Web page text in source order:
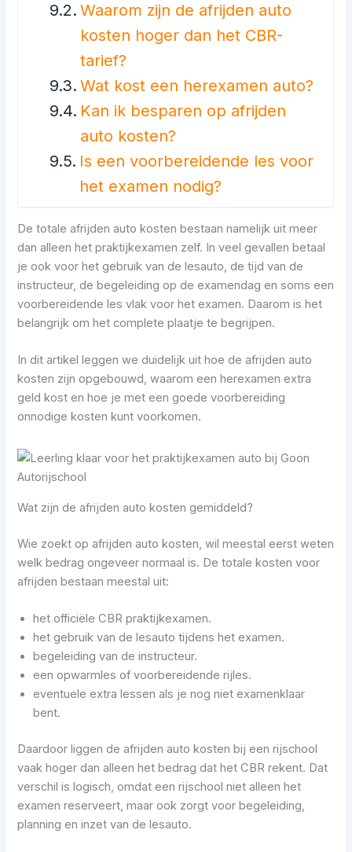
Waarom zijn de afrijden auto
kosten hoger dan het CBR-
tarief?
Wat kost een herexamen auto?
Kan ik besparen op afrijden
auto kosten?
Is een voorbereidende les voor
het examen nodig?
De totale afrijden auto kosten bestaan namelijk uit meer
dan alleen het praktijkexamen zelf. In veel gevallen betaal
je ook voor het gebruik van de lesauto, de tijd van de
instructeur, de begeleiding op de examendag en soms een
voorbereidende les vlak voor het examen. Daarom is het
belangrijk om het complete plaatje te begrijpen.
In dit artikel leggen we duidelijk uit hoe de afrijden auto
kosten zijn opgebouwd, waarom een herexamen extra
geld kost en hoe je met een goede voorbereiding
onnodige kosten kunt voorkomen.
Wat zijn de afrijden auto kosten gemiddeld?
Wie zoekt op afrijden auto kosten, wil meestal eerst weten
welk bedrag ongeveer normaal is. De totale kosten voor
afrijden bestaan meestal uit:
het officiële CBR praktijkexamen.
het gebruik van de lesauto tijdens het examen.
begeleiding van de instructeur.
een opwarmles of voorbereidende rijles.
eventuele extra lessen als je nog niet examenklaar
bent.
Daardoor liggen de afrijden auto kosten bij een rijschool
vaak hoger dan alleen het bedrag dat het CBR rekent. Dat
verschil is logisch, omdat een rijschool niet alleen het
examen reserveert, maar ook zorgt voor begeleiding,
planning en inzet van de lesauto.